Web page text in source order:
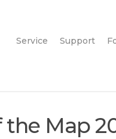
Service Support
the Map